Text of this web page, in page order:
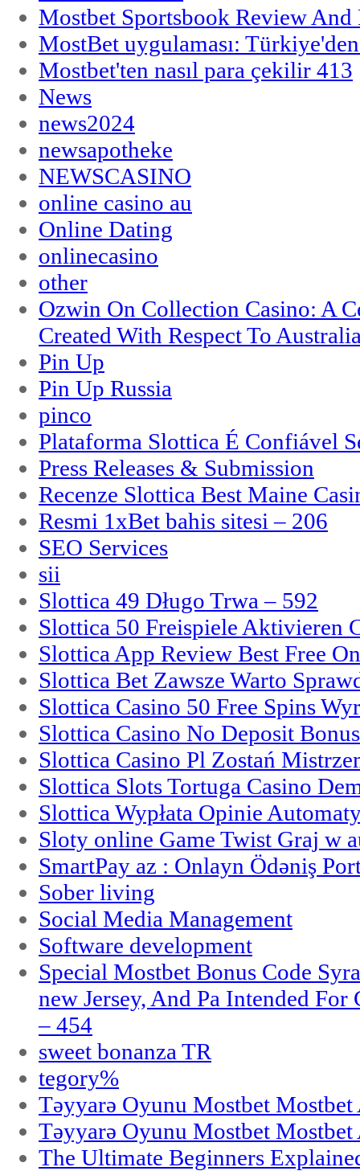
Mostbet Sportsbook Review And
MostBet uygulaması:
Mostbet'ten nasıl para çekilir 413
News
news2024
newsapotheke
NEWSCASINO
online casino au
Online Dating
onlinecasino
other
Ozwin On Collection Casino: A
Created With Respect To
Pin Up
Pin Up Russia
pinco
Plataforma Slottica É Confiável
Press Releases & Submission
Recenze Slottica Best Maine
Resmi 1xBet bahis sitesi – 206
SEO Services
sii
Slottica 49 Długo Trwa – 592
Slottica 50 Freispiele Aktivieren
Slottica App Review Best Free
Slottica Bet Zawsze Warto
Slottica Casino 50 Free Spins
Slottica Casino No Deposit
Slottica Casino Pl Zostań
Slottica Slots Tortuga Casino
Slottica Wypłata Opinie
Sloty online Game Twist Graj w
SmartPay az : Onlayn Ödəniş
Sober living
Social Media Management
Software development
Special Mostbet Bonus Code
new Jersey, And Pa Intended
– 454
sweet bonanza TR
tegory%
Təyyarə Oyunu Mostbet
Təyyarə Oyunu Mostbet
The Ultimate Beginners